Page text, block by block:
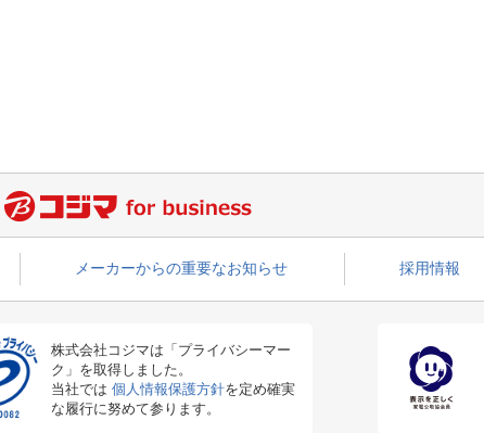
メーカーからの重要なお知らせ 採用情報
株式会社コジマは「プライバシーマー
ク」を取得しました。
当社では 個人情報保護方針を定め確実
な履行に努めて参ります。